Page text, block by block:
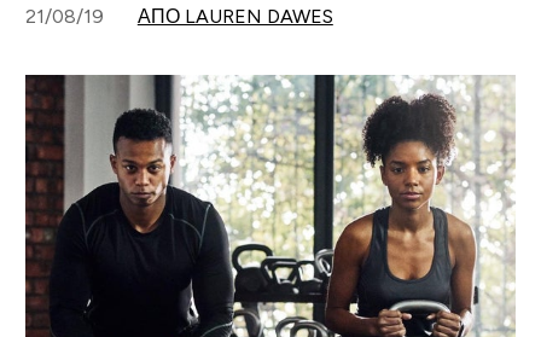
21/08/19 ΑΠΌ LAUREN DAWES